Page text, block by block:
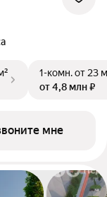
1-комн.от 23
от 4,8 млн ₽
мне